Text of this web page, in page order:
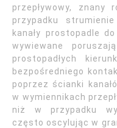
przepływowy, znany
przypadku
kanały prostopadle
wywiewane
prostopadłych
bezpośredniego
poprzez ścianki
w wymiennikach
niż w przypadku
często oscylując w